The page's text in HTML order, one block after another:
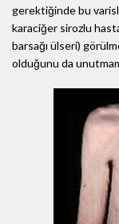
gerektiğinde bu
karaciğer sirozlu
barsağı ülseri)
olduğunu da